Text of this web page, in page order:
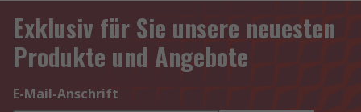
Exklusiv für Sie unsere neuesten
Produkte und Angebote
E-Mail-Anschrift